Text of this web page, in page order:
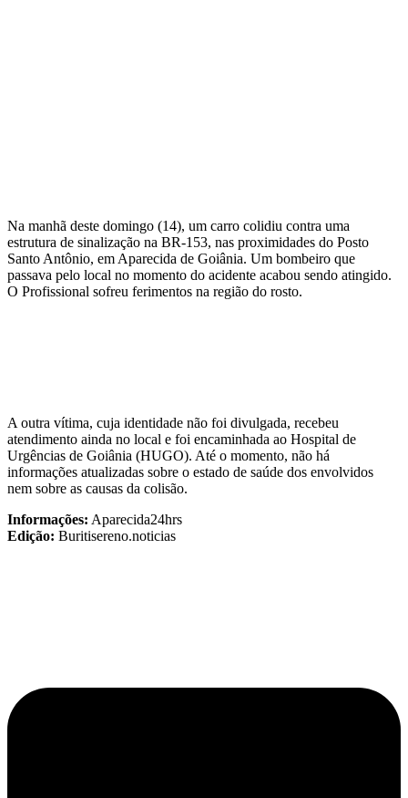
Na manhã deste domingo (14), um carro colidiu contra uma
estrutura de sinalização na BR-153, nas proximidades do Posto
Santo Antônio, em Aparecida de Goiânia. Um bombeiro que
passava pelo local no momento do acidente acabou sendo atingido.
O Profissional sofreu ferimentos na região do rosto.
A outra vítima, cuja identidade não foi divulgada, recebeu
atendimento ainda no local e foi encaminhada ao Hospital de
Urgências de Goiânia (HUGO). Até o momento, não há
informações atualizadas sobre o estado de saúde dos envolvidos
nem sobre as causas da colisão.
Informações: Aparecida24hrs
Edição: Buritisereno.noticias